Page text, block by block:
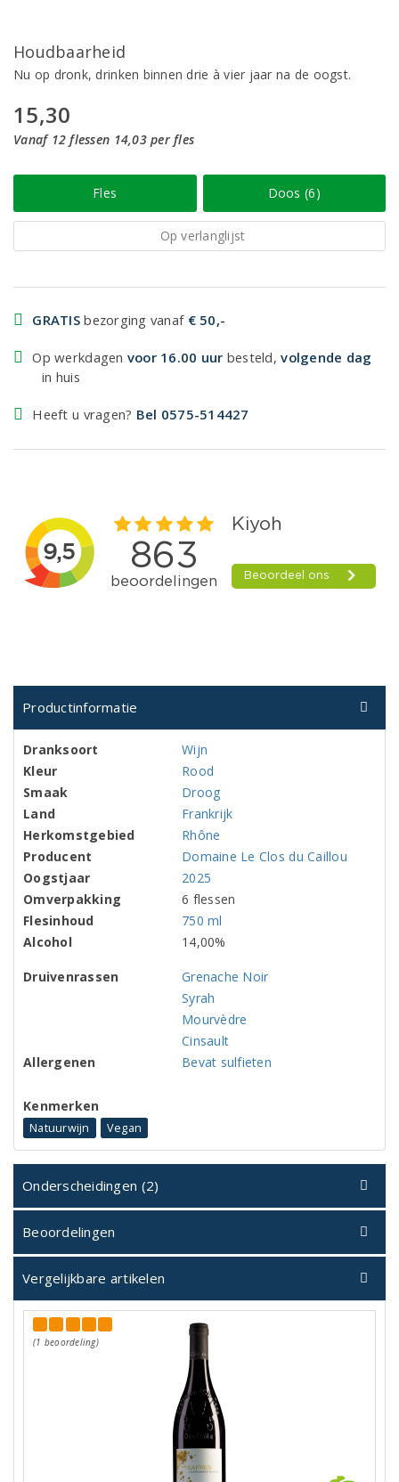
Houdbaarheid
Nu op dronk, drinken binnen drie à vier jaar na de oogst.
15,30
Vanaf 12 flessen 14,03 per fles
Fles Doos (6)
Op verlanglijst
GRATIS bezorging vanaf € 50,-
Op werkdagen voor 16.00 uur besteld,volgende dag
in huis
Heeft u vragen? Bel 0575-514427
Productinformatie
Dranksoort
Wijn
Kleur
Rood
Smaak
Droog
Land
Frankrijk
Herkomstgebied
Rhône
Producent
Domaine Le Clos du Caillou
Oogstjaar
2025
Omverpakking
6 flessen
Flesinhoud
750 ml
Alcohol
14,00%
Druivenrassen
Grenache Noir
Syrah
Mourvèdre
Cinsault
Allergenen
Bevat sulfieten
Kenmerken
Natuurwijn Vegan
Onderscheidingen (2)
Beoordelingen
Vergelijkbare artikelen
(1 beoordeling)